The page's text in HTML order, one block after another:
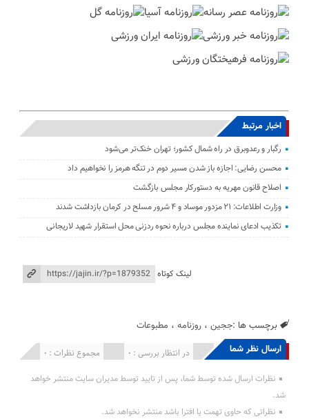
اخبار مرتبط
رگبار و رعدوبرق در راه شمال کشور؛ تهران خنک‌تر می‌شود
محسن رضایی: اجازه باز شدن مسیر دوم در تنگه هرمز را نخواهیم داد
اصلاح قانون مهریه به دستورکار مجلس بازگشت
وزارت اطلاعات: ۲۱ مزدور موساد و ۴ شرور مسلح در کرمان بازداشت شدند
تکذیب ادعای نماینده مجلس درباره نحوه ردزنی محل استقرار شهید لاریجانی
لینک کوتاه
برچسب ها :ججین ،روزنامه ، مطبوعات
ارسال نظر شما مجموع نظرات : 0 در انتظار بررسی : 0 انتشار یافته : 0
نظرات ارسال شده توسط شما، پس از تایید توسط مدیران سایت منتشر خواهد
شد.
نظراتی که حاوی تهمت یا افترا باشد منتشر نخواهد شد.